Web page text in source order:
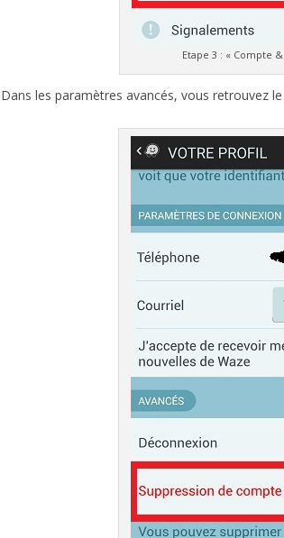
Etape 3 : « Compte
Dans les paramètres avancés, vous retrouvez